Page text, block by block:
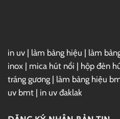
in uv | làm bảng hiệu | làm
inox | mica hút nổi | hộp đèn
tráng gương | làm bảng hiệu
uv bmt | in uv đaklak